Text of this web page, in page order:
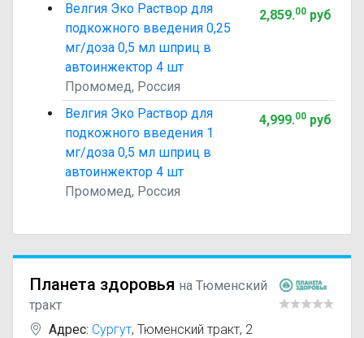
Велгия Эко Раствор для
подкожного введения 0,25
мг/доза 0,5 мл шприц в
автоинжектор 4 шт
Промомед, Россия
2,859.00руб
Велгия Эко Раствор для
подкожного введения 1
мг/доза 0,5 мл шприц в
автоинжектор 4 шт
Промомед, Россия
4,999.00руб
Планета здоровья на Тюменский
тракт
Адрес: Сургут, Тюменский тракт, 2